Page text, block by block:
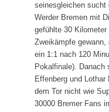
seines­gleichen sucht
Werder Bremen mit
gefühlte 30
Zweikämpfe
ein 1:1 nach 120
Pokal­finale).
Effenberg und
dem Tor nicht wie
30000 Bremer Fans